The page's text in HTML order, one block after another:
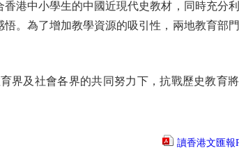
港中小學生的中國近現代史教材，同時充分
。為了增加教學資源的吸引性，兩地教育部
及社會各界的共同努力下，抗戰歷史教育
讀香港文匯報